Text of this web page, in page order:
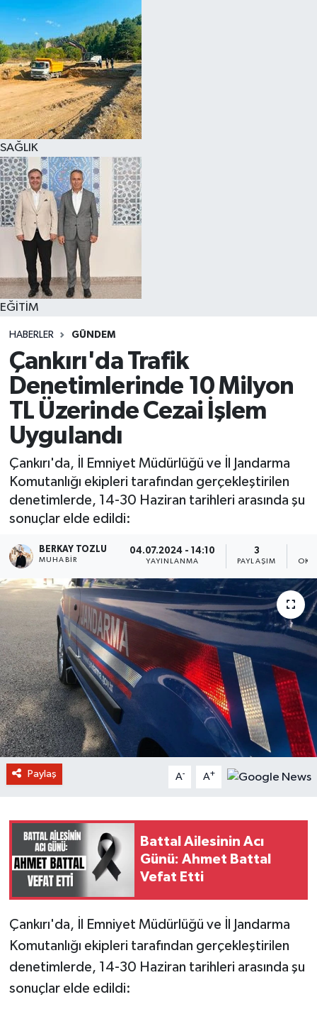
SAĞLIK
EĞİTİM
HABERLER GÜNDEM
Çankırı'da Trafik
Denetimlerinde 10 Milyon
TL Üzerinde Cezai İşlem
Uygulandı
Çankırı'da, İl Emniyet Müdürlüğü ve İl Jandarma
Komutanlığı ekipleri tarafından gerçekleştirilen
denetimlerde, 14-30 Haziran tarihleri arasında şu
sonuçlar elde edildi:
BERKAY TOZLU
MUHABIR
04.07.2024 - 14:10
YAYINLANMA
3
PAYLAŞIM
Paylaş A- A+
Battal Ailesinin Acı
Günü: Ahmet Battal
Vefat Etti
Çankırı'da, İl Emniyet Müdürlüğü ve İl Jandarma
Komutanlığı ekipleri tarafından gerçekleştirilen
denetimlerde, 14-30 Haziran tarihleri arasında şu
sonuçlar elde edildi: